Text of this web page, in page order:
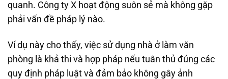
quanh. Công ty X hoạt động suôn sẻ mà không gặp
phải vấn đề pháp lý nào.
Ví dụ này cho thấy, việc sử dụng nhà ở làm văn
phòng là khả thi và hợp pháp nếu tuân thủ đúng các
quy định pháp luật và đảm bảo không gây ảnh